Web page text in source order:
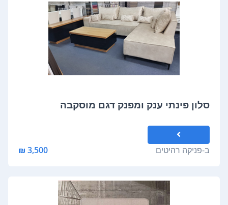
סלון פינתי ענק ומפנק דגם מוסקבה
ב-פניקה רהיטים 3,500 ₪